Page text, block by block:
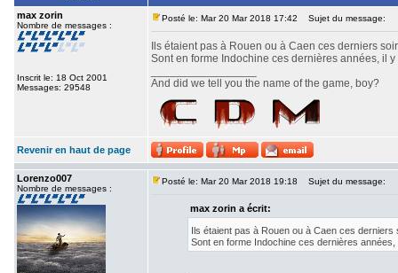
max zorin
Nombre de messages :
Inscrit le: 18 Oct 2001
Messages: 29548
Posté le: Mar 20 Mar 2018 17:42 Sujet du message:
Ils étaient pas à Rouen ou à Caen ces derniers
Sont en forme Indochine ces dernières années, il
And did we tell you the name of the game, boy?
Revenir en haut de page
Lorenzo007
Nombre de messages :
Posté le: Mar 20 Mar 2018 19:18 Sujet du message:
max zorin a écrit:
Ils étaient pas à Rouen ou à Caen ces
Sont en forme Indochine ces dernières années,